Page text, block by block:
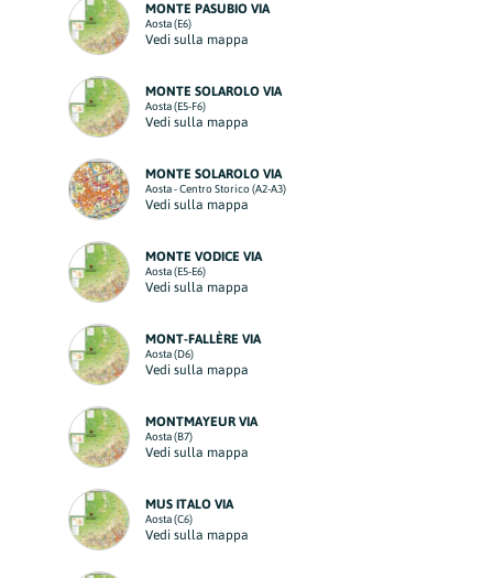
MONTE PASUBIO VIA
Aosta (E6)
Vedi sulla mappa
MONTE SOLAROLO VIA
Aosta (E5-F6)
Vedi sulla mappa
MONTE SOLAROLO VIA
Aosta - Centro Storico (A2-A3)
Vedi sulla mappa
MONTE VODICE VIA
Aosta (E5-E6)
Vedi sulla mappa
MONT-FALLÈRE VIA
Aosta (D6)
Vedi sulla mappa
MONTMAYEUR VIA
Aosta (B7)
Vedi sulla mappa
MUS ITALO VIA
Aosta (C6)
Vedi sulla mappa